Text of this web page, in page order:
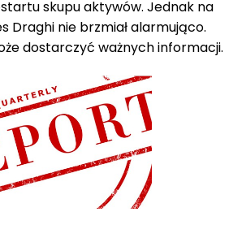
skupu aktywów. Jednak na
Draghi nie brzmiał alarmująco.
dostarczyć ważnych informacji.